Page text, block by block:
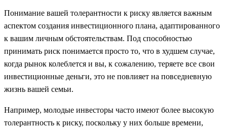
Понимание вашей толерантности к риску является важным
аспектом создания инвестиционного плана, адаптированного
к вашим личным обстоятельствам. Под способностью
принимать риск понимается просто то, что в худшем случае,
когда рынок колеблется и вы, к сожалению, теряете все свои
инвестиционные деньги, это не повлияет на повседневную
жизнь вашей семьи.
Например, молодые инвесторы часто имеют более высокую
толерантность к риску, поскольку у них больше времени,